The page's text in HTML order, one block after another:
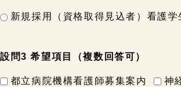
新規採用（資格取得見込者）看護学
設問3 希望項目（複数回答可）
都立病院機構看護師募集案内 神